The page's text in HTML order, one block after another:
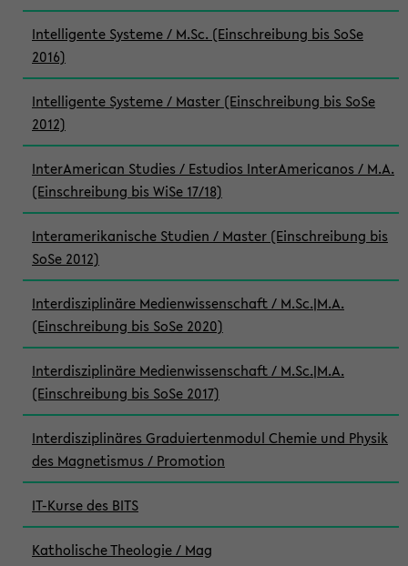
Intelligente Systeme / M.Sc. (Einschreibung bis SoSe
2016)
Intelligente Systeme / Master (Einschreibung bis SoSe
2012)
InterAmerican Studies / Estudios InterAmericanos / M.A.
(Einschreibung bis WiSe 17/18)
Interamerikanische Studien / Master (Einschreibung bis
SoSe 2012)
Interdisziplinäre Medienwissenschaft / M.Sc.|M.A.
(Einschreibung bis SoSe 2020)
Interdisziplinäre Medienwissenschaft / M.Sc.|M.A.
(Einschreibung bis SoSe 2017)
Interdisziplinäres Graduiertenmodul Chemie und Physik
des Magnetismus / Promotion
IT-Kurse des BITS
Katholische Theologie / Mag